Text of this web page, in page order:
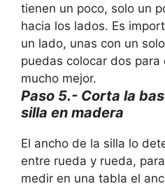
tienen un poco, solo un
hacia los lados. Es
un lado, unas con un
puedas colocar dos para
mucho mejor.
Paso 5.- Corta la
silla en madera
El ancho de la silla lo
entre rueda y rueda,
medir en una tabla el